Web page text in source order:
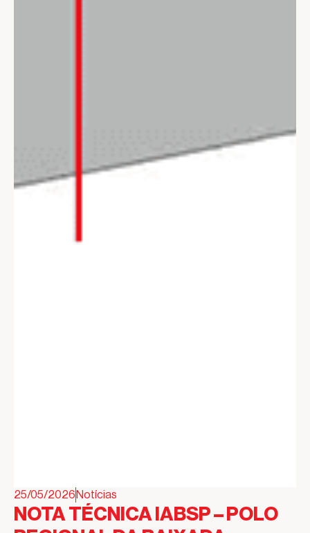
25/05/2026Notícias
NOTA TÉCNICA IABSP – POLO